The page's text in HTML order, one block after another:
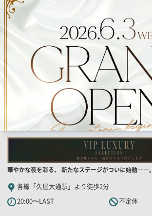
結
一
用
店
舗
PR
キ
華やかな夜を彩る、 新たなステージがついに始動――。
各線「久屋大通駅」より徒歩2分
20:00～LAST
不定休